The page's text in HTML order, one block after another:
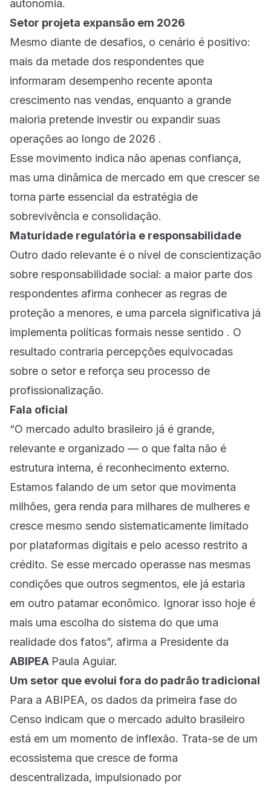
autonomia.
Setor projeta expansão em 2026
Mesmo diante de desafios, o cenário é positivo:
mais da metade dos respondentes que
informaram desempenho recente aponta
crescimento nas vendas, enquanto a grande
maioria pretende investir ou expandir suas
operações ao longo de 2026 .
Esse movimento indica não apenas confiança,
mas uma dinâmica de mercado em que crescer se
torna parte essencial da estratégia de
sobrevivência e consolidação.
Maturidade regulatória e responsabilidade
Outro dado relevante é o nível de conscientização
sobre responsabilidade social: a maior parte dos
respondentes afirma conhecer as regras de
proteção a menores, e uma parcela significativa já
implementa políticas formais nesse sentido . O
resultado contraria percepções equivocadas
sobre o setor e reforça seu processo de
profissionalização.
Fala oficial
“O mercado adulto brasileiro já é grande,
relevante e organizado — o que falta não é
estrutura interna, é reconhecimento externo.
Estamos falando de um setor que movimenta
milhões, gera renda para milhares de mulheres e
cresce mesmo sendo sistematicamente limitado
por plataformas digitais e pelo acesso restrito a
crédito. Se esse mercado operasse nas mesmas
condições que outros segmentos, ele já estaria
em outro patamar econômico. Ignorar isso hoje é
mais uma escolha do sistema do que uma
realidade dos fatos”, afirma a Presidente da
ABIPEA Paula Aguiar.
Um setor que evolui fora do padrão tradicional
Para a ABIPEA, os dados da primeira fase do
Censo indicam que o mercado adulto brasileiro
está em um momento de inflexão. Trata-se de um
ecossistema que cresce de forma
descentralizada, impulsionado por